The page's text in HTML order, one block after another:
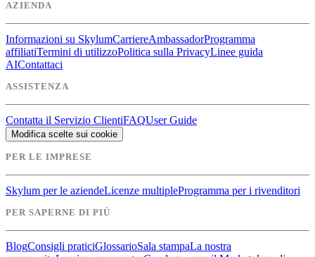
AZIENDA
Informazioni su SkylumCarriereAmbassadorProgramma
affiliatiTermini di utilizzoPolitica sulla PrivacyLinee guida
AIContattaci
ASSISTENZA
Contatta il Servizio ClientiFAQUser Guide
Modifica scelte sui cookie
PER LE IMPRESE
Skylum per le aziendeLicenze multipleProgramma per i rivenditori
PER SAPERNE DI PIÙ
BlogConsigli praticiGlossarioSala stampaLa nostra